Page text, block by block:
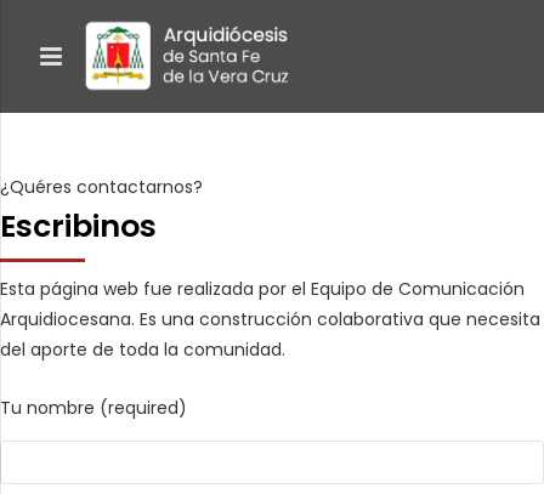
¿Quéres contactarnos?
Escribinos
Esta página web fue realizada por el Equipo de Comunicación
Arquidiocesana. Es una construcción colaborativa que necesita
del aporte de toda la comunidad.
Tu nombre (required)